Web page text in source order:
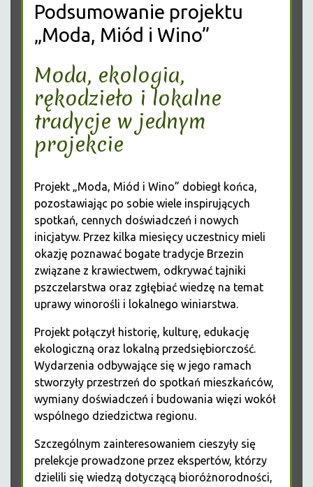
Podsumowanie projektu
„Moda, Miód i Wino”
Moda, ekologia,
rękodzieło i lokalne
tradycje w jednym
projekcie
Projekt „Moda, Miód i Wino” dobiegł końca,
pozostawiając po sobie wiele inspirujących
spotkań, cennych doświadczeń i nowych
inicjatyw. Przez kilka miesięcy uczestnicy mieli
okazję poznawać bogate tradycje Brzezin
związane z krawiectwem, odkrywać tajniki
pszczelarstwa oraz zgłębiać wiedzę na temat
uprawy winorośli i lokalnego winiarstwa.
Projekt połączył historię, kulturę, edukację
ekologiczną oraz lokalną przedsiębiorczość.
Wydarzenia odbywające się w jego ramach
stworzyły przestrzeń do spotkań mieszkańców,
wymiany doświadczeń i budowania więzi wokół
wspólnego dziedzictwa regionu.
Szczególnym zainteresowaniem cieszyły się
prelekcje prowadzone przez ekspertów, którzy
dzielili się wiedzą dotyczącą bioróżnorodności,